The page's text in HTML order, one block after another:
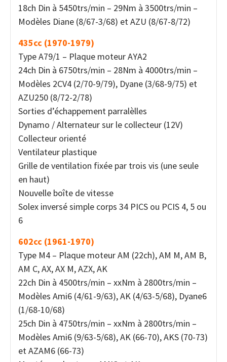
18ch Din à 5450trs/min – 29Nm à 3500trs/min –
Modèles Diane (8/67-3/68) et AZU (8/67-8/72)
435cc (1970-1979)
Type A79/1 – Plaque moteur AYA2
24ch Din à 6750trs/min – 28Nm à 4000trs/min –
Modèles 2CV4 (2/70-9/79), Dyane (3/68-9/75) et
AZU250 (8/72-2/78)
Sorties d’échappement parralèlles
Dynamo / Alternateur sur le collecteur (12V)
Collecteur orienté
Ventilateur plastique
Grille de ventilation fixée par trois vis (une seule
en haut)
Nouvelle boîte de vitesse
Solex inversé simple corps 34 PICS ou PCIS 4, 5 ou
6
602cc (1961-1970)
Type M4 – Plaque moteur AM (22ch), AM M, AM B,
AM C, AX, AX M, AZX, AK
22ch Din à 4500trs/min – xxNm à 2800trs/min –
Modèles Ami6 (4/61-9/63), AK (4/63-5/68), Dyane6
(1/68-10/68)
25ch Din à 4750trs/min – xxNm à 2800trs/min –
Modèles Ami6 (9/63-5/68), AK (66-70), AKS (70-73)
et AZAM6 (66-73)